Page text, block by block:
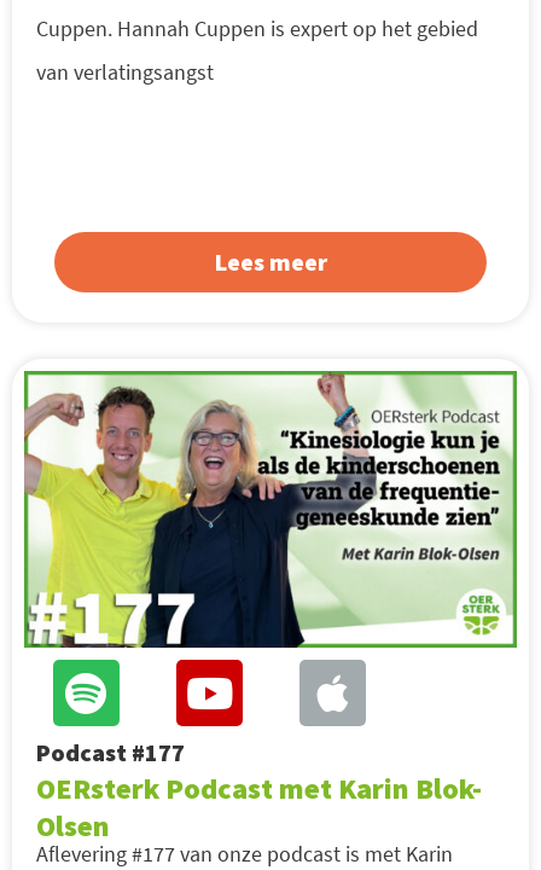
Cuppen. Hannah Cuppen is expert op het gebied
van verlatingsangst
Lees meer
Podcast #177
OERsterk Podcast met Karin Blok-
Olsen
Aflevering #177 van onze podcast is met Karin